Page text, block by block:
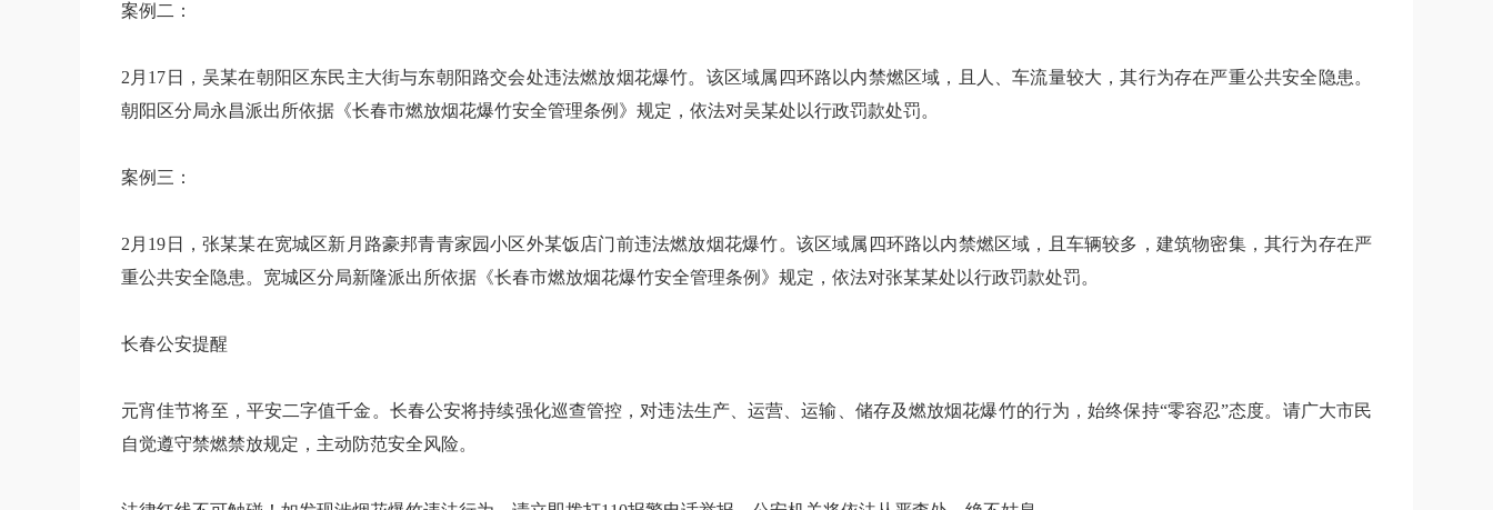
案例二：
2月17日，吴某在朝阳区东民主大街与东朝阳路交会处违法燃放烟花爆竹。该区域属四环路以内禁燃区域，且人、车流量较大，其行为存在严重公共安全隐患。
朝阳区分局永昌派出所依据《长春市燃放烟花爆竹安全管理条例》规定，依法对吴某处以行政罚款处罚。
案例三：
2月19日，张某某在宽城区新月路豪邦青青家园小区外某饭店门前违法燃放烟花爆竹。该区域属四环路以内禁燃区域，且车辆较多，建筑物密集，其行为存在严
重公共安全隐患。宽城区分局新隆派出所依据《长春市燃放烟花爆竹安全管理条例》规定，依法对张某某处以行政罚款处罚。
长春公安提醒
元宵佳节将至，平安二字值千金。长春公安将持续强化巡查管控，对违法生产、运营、运输、储存及燃放烟花爆竹的行为，始终保持“零容忍”态度。请广大市民
自觉遵守禁燃禁放规定，主动防范安全风险。